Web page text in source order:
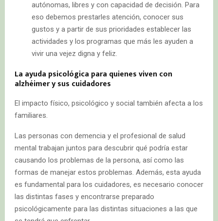
autónomas, libres y con capacidad de decisión. Para
eso debemos prestarles atención, conocer sus
gustos y a partir de sus prioridades establecer las
actividades y los programas que más les ayuden a
vivir una vejez digna y feliz.
La ayuda psicológica para quienes viven con
alzhéimer y sus cuidadores
El impacto físico, psicológico y social también afecta a los
familiares.
Las personas con demencia y el profesional de salud
mental trabajan juntos para descubrir qué podría estar
causando los problemas de la persona, así como las
formas de manejar estos problemas. Además, esta ayuda
es fundamental para los cuidadores, es necesario conocer
las distintas fases y encontrarse preparado
psicológicamente para las distintas situaciones a las que